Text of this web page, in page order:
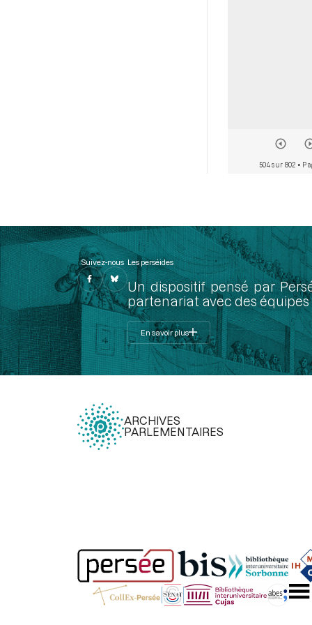
504 sur 802 •
Suivez-nous Les perséides
Un dispositif pensé par
partenariat avec des
En savoir plus
ARCHIVES
PARLEMENTAIRES